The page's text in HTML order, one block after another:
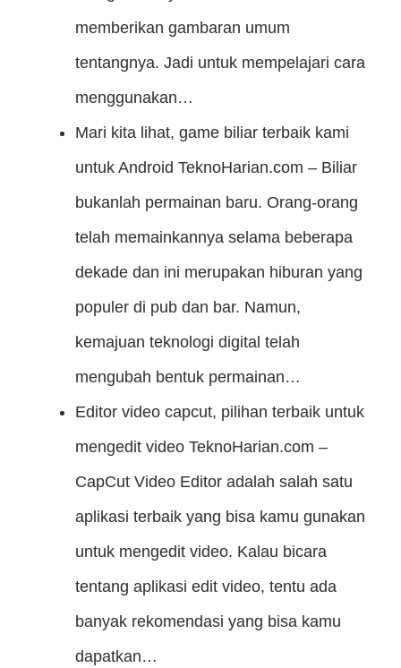
memberikan gambaran umum
tentangnya. Jadi untuk mempelajari cara
menggunakan…
Mari kita lihat, game biliar terbaik kami
untuk Android TeknoHarian.com – Biliar
bukanlah permainan baru. Orang-orang
telah memainkannya selama beberapa
dekade dan ini merupakan hiburan yang
populer di pub dan bar. Namun,
kemajuan teknologi digital telah
mengubah bentuk permainan…
Editor video capcut, pilihan terbaik untuk
mengedit video TeknoHarian.com –
CapCut Video Editor adalah salah satu
aplikasi terbaik yang bisa kamu gunakan
untuk mengedit video. Kalau bicara
tentang aplikasi edit video, tentu ada
banyak rekomendasi yang bisa kamu
dapatkan…